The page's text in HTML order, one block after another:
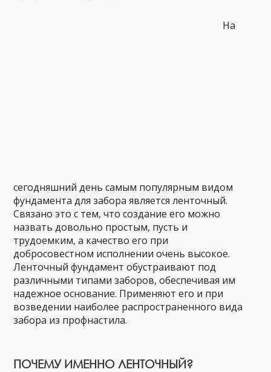
На
сегодняшний день самым популярным видом
фундамента для забора является ленточный.
Связано это с тем, что создание его можно
назвать довольно простым, пусть и
трудоемким, а качество его при
добросовестном исполнении очень высокое.
Ленточный фундамент обустраивают под
различными типами заборов, обеспечивая им
надежное основание. Применяют его и при
возведении наиболее распространенного вида
забора из профнастила.
ПОЧЕМУ ИМЕННО ЛЕНТОЧНЫЙ?